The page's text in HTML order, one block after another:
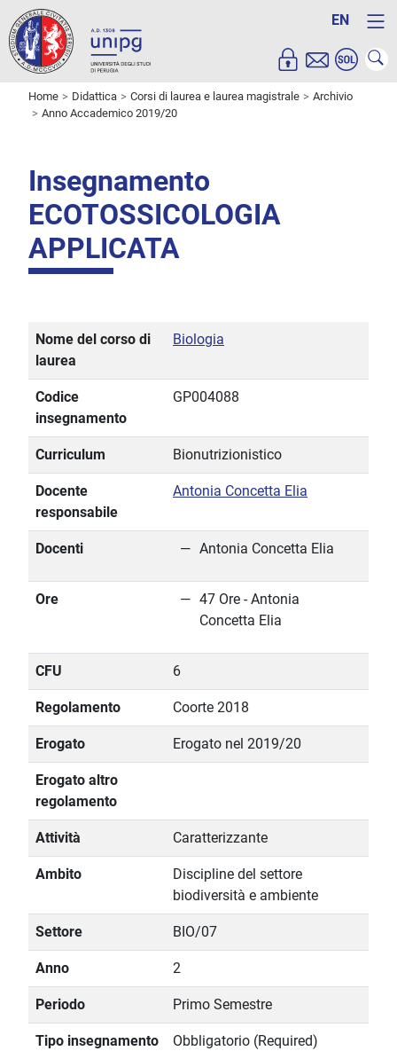
EN
Home Didattica Corsi di laurea e laurea magistrale
Archivio
Anno Accademico 2019/20
Insegnamento
ECOTOSSICOLOGIA
APPLICATA
Nome del corso di
laurea
Biologia
Codice
insegnamento
GP004088
Curriculum Bionutrizionistico
Docente
responsabile
Antonia Concetta Elia
Docenti Antonia Concetta Elia
Ore
47 Ore - Antonia
Concetta Elia
CFU 6
Regolamento Coorte 2018
Erogato Erogato nel 2019/20
Erogato altro
regolamento
Attività Caratterizzante
Ambito
Discipline del settore
biodiversità e ambiente
Settore BIO/07
Anno 2
Periodo Primo Semestre
Tipo insegnamento Obbligatorio (Required)